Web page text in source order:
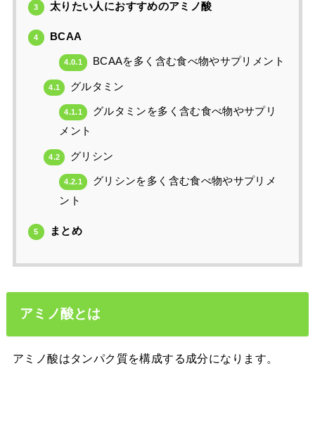
3 太りたい人におすすめのアミノ酸
4 BCAA
4.0.1 BCAAを多く含む食べ物やサプリメント
4.1 グルタミン
4.1.1
グルタミンを多く含む食べ物やサプリ
メント
4.2 グリシン
4.2.1
グリシンを多く含む食べ物やサプリメ
ント
5 まとめ
アミノ酸とは
アミノ酸はタンパク質を構成する成分になります。